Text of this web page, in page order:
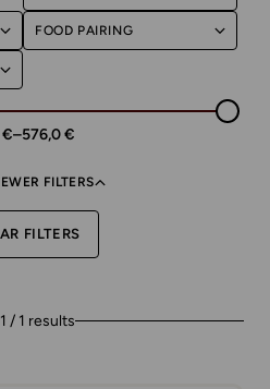
FOOD PAIRING
€–576,0 €
FILTERS
FILTERS
/ 1 results